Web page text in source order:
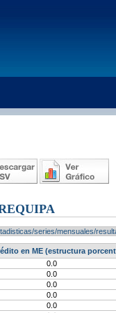
series/mensuales/
en ME (estructura
0.0
0.0
0.0
0.0
0.0